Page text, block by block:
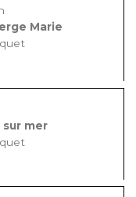
Marie
mer